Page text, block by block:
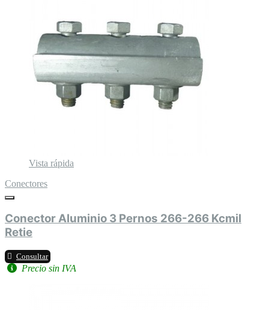
Vista rápida
Conectores
Conector Aluminio 3 Pernos 266-266 Kcmil
Retie
Consultar
Precio sin IVA